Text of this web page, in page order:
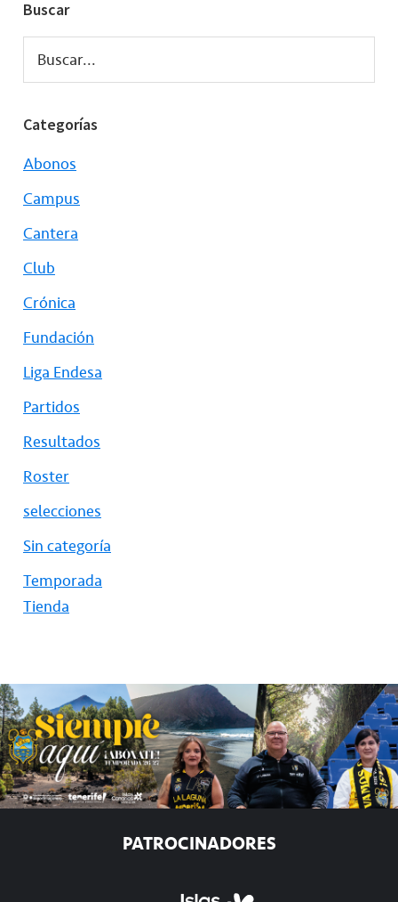
Buscar
Buscar...
Categorías
Abonos
Campus
Cantera
Club
Crónica
Fundación
Liga Endesa
Partidos
Resultados
Roster
selecciones
Sin categoría
Temporada
Tienda
PATROCINADORES